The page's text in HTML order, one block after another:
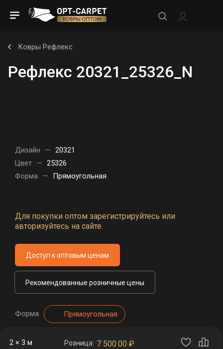
Ковры Рефлекс
Рефлекс 20321_25326_N
Дизайн — 20321
Цвет — 25326
Форма — Прямоугольная
Для покупки оптом зарегистрируйтесь или
авторизуйтесь на сайте.
Доступ к оптовым ценам
Рекомендованные розничные цены
Форма Прямоугольная
2 × 3 м Розница: 7 500.00 ₽